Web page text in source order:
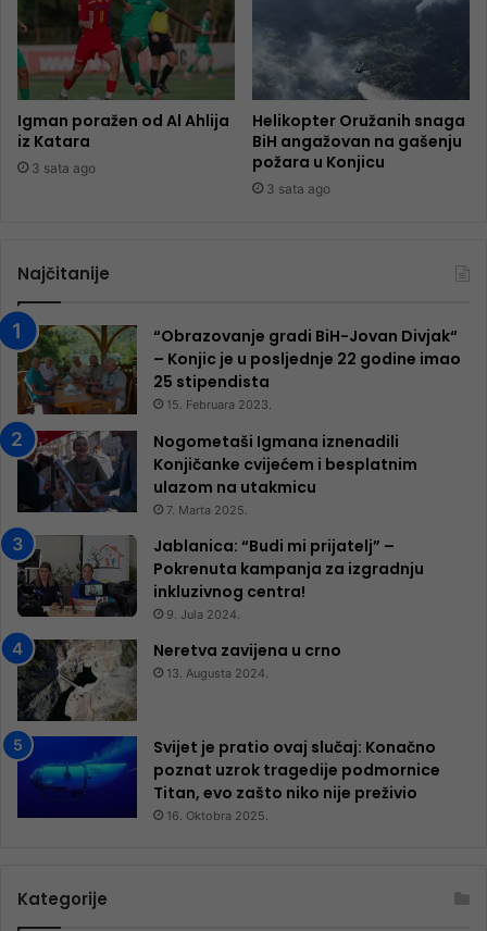
Igman poražen od Al Ahlija
iz Katara
3 sata ago
Helikopter Oružanih snaga
BiH angažovan na gašenju
požara u Konjicu
3 sata ago
Najčitanije
“Obrazovanje gradi BiH-Jovan Divjak“
– Konjic je u posljednje 22 godine imao
25 ​​stipendista
15. Februara 2023.
Nogometaši Igmana iznenadili
Konjičanke cvijećem i besplatnim
ulazom na utakmicu
7. Marta 2025.
Jablanica: “Budi mi prijatelj” –
Pokrenuta kampanja za izgradnju
inkluzivnog centra!
9. Jula 2024.
Neretva zavijena u crno
13. Augusta 2024.
Svijet je pratio ovaj slučaj: Konačno
poznat uzrok tragedije podmornice
Titan, evo zašto niko nije preživio
16. Oktobra 2025.
Kategorije